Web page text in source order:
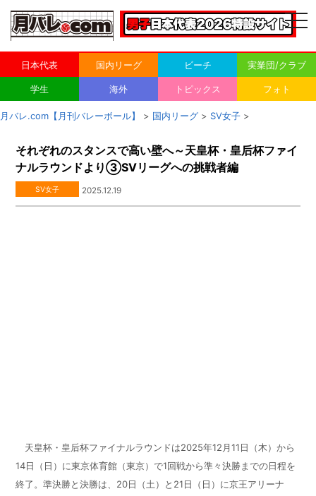
日本代表 国内リーグ ビーチ 実業団/クラブ
学生 海外 トピックス フォト
月バレ.com【月刊バレーボール】 > 国内リーグ > SV女子 >
それぞれのスタンスで高い壁へ～天皇杯・皇后杯ファイ
ナルラウンドより③SVリーグへの挑戦者編
SV女子 2025.12.19
天皇杯・皇后杯ファイナルラウンドは2025年12 月11日（木）から
14日（日）に東京体育館（東京）で1回戦から準々決勝までの日程を
終了。準決勝と決勝は、 20日（土）と 21日（日）に京王アリーナ